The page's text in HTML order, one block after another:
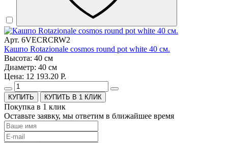
Арт. 6VECRCRW2
Кашпо Rotazionale cosmos round pot white 40 см.
Высота: 40 см
Диаметр: 40 см
Цена: 12 193.20 Р.
КУПИТЬ В 1 КЛИК
Покупка в 1 клик
Оставьте заявку, мы ответим в ближайшее время